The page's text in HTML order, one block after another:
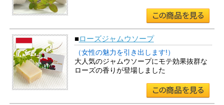
■ローズジャムウソープ
（女性の魅力を引き出します!）
大人気のジャムウソープにモテ効果抜群な
ローズの香りが登場しました